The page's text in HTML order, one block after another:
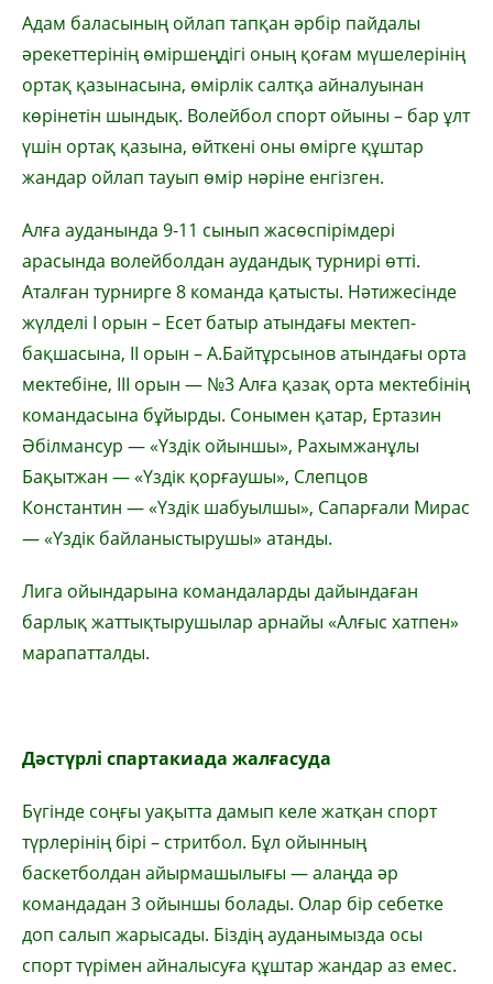
Адам баласының ойлап тапқан әрбір пайдалы
әрекеттерінің өміршеңдігі оның қоғам мүшелерінің
ортақ қазынасына, өмірлік салтқа айналуынан
көрінетін шындық. Волейбол спорт ойыны – бар ұлт
үшін ортақ қазына, өйткені оны өмірге құштар
жандар ойлап тауып өмір нәріне енгізген.
Алға ауданында 9-11 сынып жасөспірімдері
арасында волейболдан аудандық турнирі өтті.
Аталған турнирге 8 команда қатысты. Нәтижесінде
жүлделі І орын – Есет батыр атындағы мектеп-
бақшасына, ІІ орын – А.Байтұрсынов атындағы орта
мектебіне, ІІІ орын — №3 Алға қазақ орта мектебінің
командасына бұйырды. Сонымен қатар, Ертазин
Әбілмансур — «Үздік ойыншы», Рахымжанұлы
Бақытжан — «Үздік қорғаушы», Слепцов
Константин — «Үздік шабуылшы», Сапарғали Мирас
— «Үздік байланыстырушы» атанды.
Лига ойындарына командаларды дайындаған
барлық жаттықтырушылар арнайы «Алғыс хатпен»
марапатталды.
Дәстүрлі спартакиада жалғасуда
Бүгінде соңғы уақытта дамып келе жатқан спорт
түрлерінің бірі – стритбол. Бұл ойынның
баскетболдан айырмашылығы — алаңда әр
командадан 3 ойыншы болады. Олар бір себетке
доп салып жарысады. Біздің ауданымызда осы
спорт түрімен айналысуға құштар жандар аз емес.